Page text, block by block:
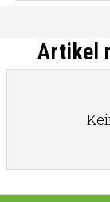
Artikel